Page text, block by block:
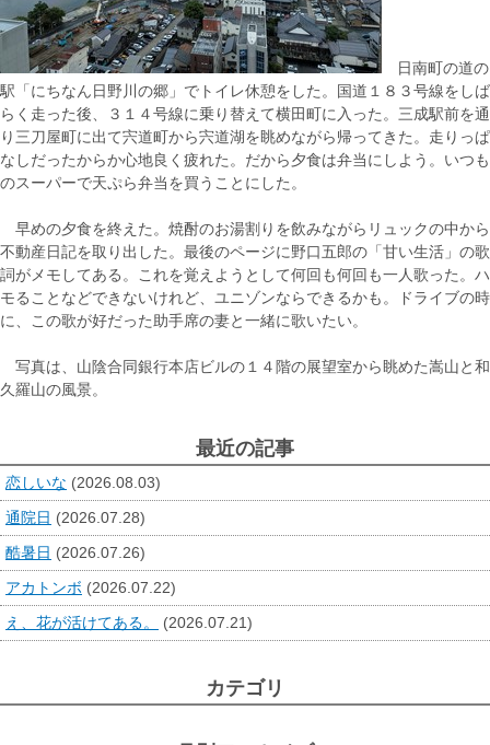
日南町の道の
駅「にちなん日野川の郷」でトイレ休憩をした。国道１８３号線をしば
らく走った後、３１４号線に乗り替えて横田町に入った。三成駅前を通
り三刀屋町に出て宍道町から宍道湖を眺めながら帰ってきた。走りっぱ
なしだったからか心地良く疲れた。だから夕食は弁当にしよう。いつも
のスーパーで天ぷら弁当を買うことにした。
早めの夕食を終えた。焼酎のお湯割りを飲みながらリュックの中から
不動産日記を取り出した。最後のページに野口五郎の「甘い生活」の歌
詞がメモしてある。これを覚えようとして何回も何回も一人歌った。ハ
モることなどできないけれど、ユニゾンならできるかも。ドライブの時
に、この歌が好だった助手席の妻と一緒に歌いたい。
写真は、山陰合同銀行本店ビルの１４階の展望室から眺めた嵩山と和
久羅山の風景。
最近の記事
恋しいな (2026.08.03)
通院日 (2026.07.28)
酷暑日 (2026.07.26)
アカトンボ (2026.07.22)
え、花が活けてある。
(2026.07.21)
カテゴリ